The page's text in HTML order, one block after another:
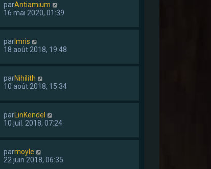
parAntiamium
16 mai 2020, 01:39
parImris
18 août 2018, 19:48
parNihilith
10 août 2018, 15:34
par LinKendel
10 juil. 2018, 07:24
parmoyle
22 juin 2018, 06:35